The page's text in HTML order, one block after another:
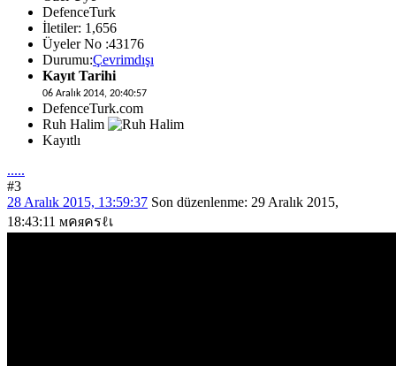
DefenceTurk
İletiler: 1,656
Üyeler No :43176
Durumu:Çevrimdışı
Kayıt Tarihi
06 Aralık 2014, 20:40:57
DefenceTurk.com
Ruh Halim
Kayıtlı
.....
#3
28 Aralık 2015, 13:59:37 Son düzenlenme: 29 Aralık 2015,
18:43:11 мคяครℓเ